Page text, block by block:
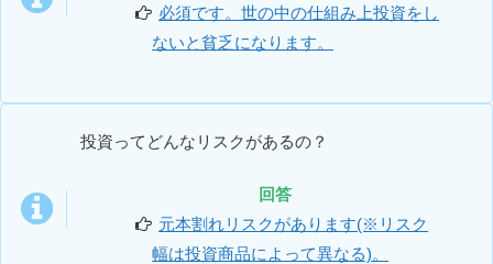
必須です。世の中の仕組み上投資をし
ないと貧乏になります。
投資ってどんなリスクがあるの？
回答
元本割れリスクがあります(※リスク
幅は投資商品によって異なる)。